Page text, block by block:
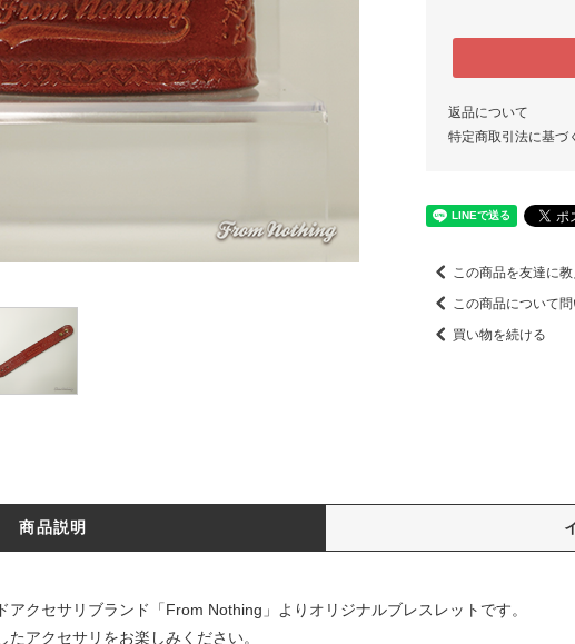
返品について
特定商取引法に基づ
この商品を友達に
この商品について
買い物を続ける
商品説明
アクセサリブランド「From Nothing」よりオリジナルブレスレットです。
アクセサリをお楽しみください。